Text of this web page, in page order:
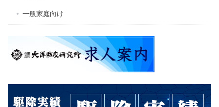
一般家庭向け